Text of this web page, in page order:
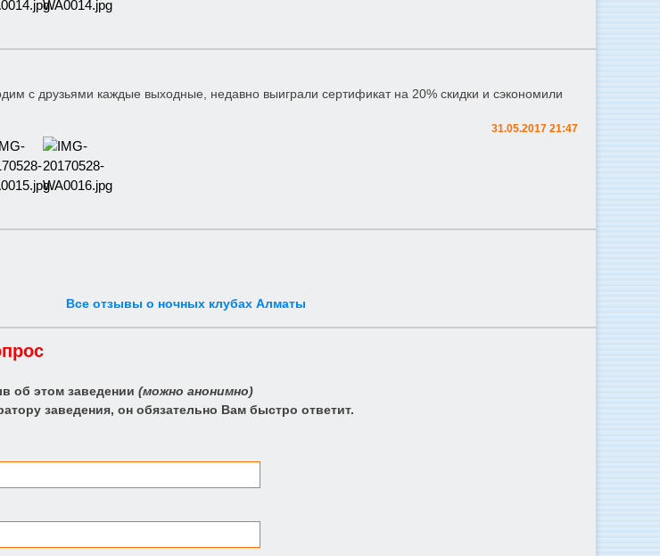
с друзьями каждые выходные, недавно выиграли сертификат на 20% скидки и сэкономили
31.05.2017 21:47
Все отзывы о ночных клубах Алматы
об этом заведении (можно анонимно)
заведения, он обязательно Вам быстро ответит.